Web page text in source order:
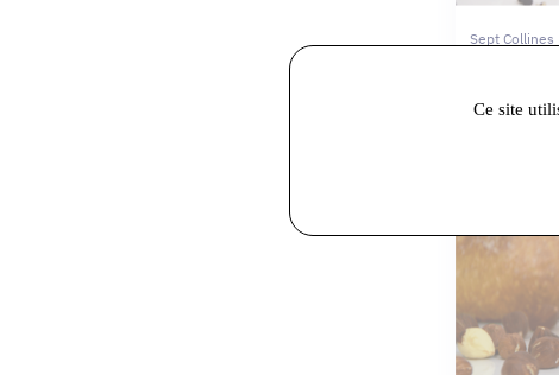
Sept Collines
Ce site